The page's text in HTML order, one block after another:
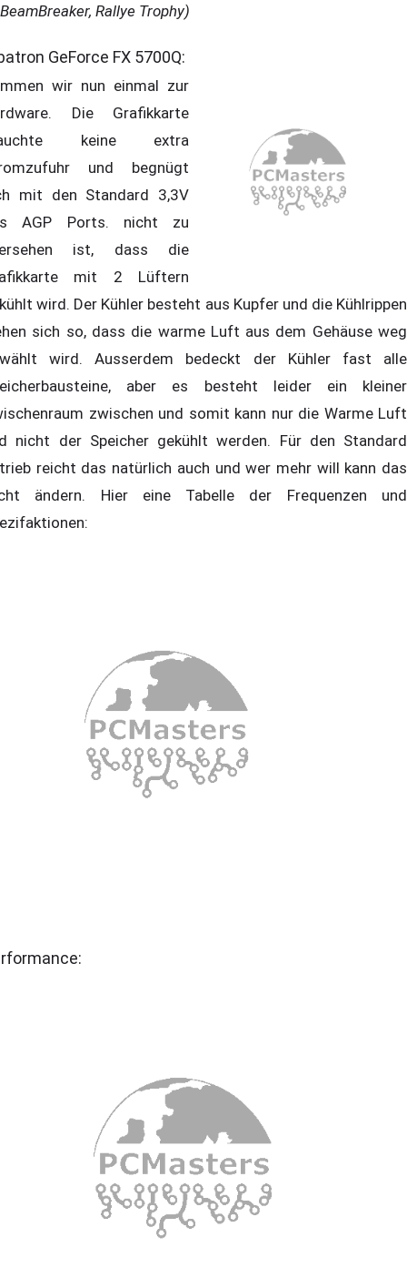
Rallye Trophy)
GeForce FX 5700Q:
wir nun einmal zur
Die Grafikkarte
keine extra
und begnügt
mit den Standard 3,3V
AGP Ports. nicht zu
ist, dass die
mit 2 Lüftern
wird. Der Kühler besteht aus Kupfer und die Kühlrippen
sich so, dass die warme Luft aus dem Gehäuse weg
wird. Ausserdem bedeckt der Kühler fast alle
aber es besteht leider ein kleiner
zwischen und somit kann nur die Warme Luft
nicht der Speicher gekühlt werden. Für den Standard
reicht das natürlich auch und wer mehr will kann das
ändern. Hier eine Tabelle der Frequenzen und